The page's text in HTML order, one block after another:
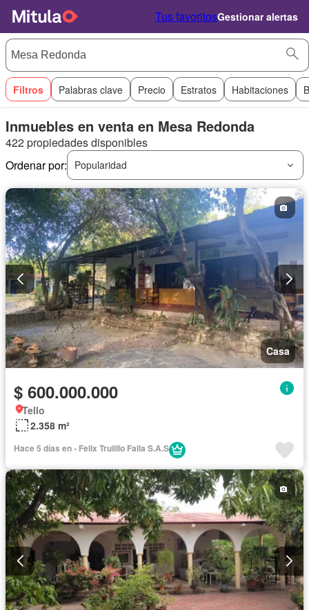
Tus favoritosGestionar alertas
Filtros Palabras clave Precio Estratos Habitaciones
Inmuebles en venta en Mesa Redonda
422 propiedades disponibles
Ordenar por:
Popularidad
Casa
$ 600.000.000
Tello
2.358 m²
Hace 5 días en - Felix Truiillo Falla S.A.S